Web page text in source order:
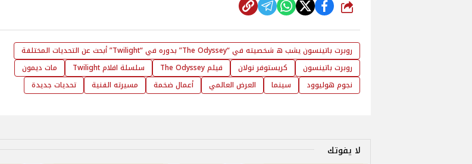
شارك
روبرت باتينسون يشب ه شخصيته في “The Odyssey” بدوره في “Twilight” أبحث عن التحديات المختلفة
روبرت باتينسون
كريستوفر نولان فيلم The Odyssey سلسلة افلام Twilight
مات ديمون
نجوم هوليوود
سينما العرض العالمي أعمال ضخمة مسيرته الفنية تحديات جديدة
لا يفوتك